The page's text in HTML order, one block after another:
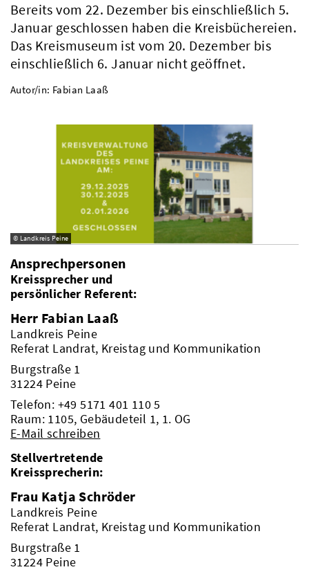
Bereits vom 22. Dezember bis einschließlich 5.
Januar geschlossen haben die Kreisbüchereien.
Das Kreismuseum ist vom 20. Dezember bis
einschließlich 6. Januar nicht geöffnet.
Autor/in: Fabian Laaß
© Landkreis Peine
Ansprechpersonen
Kreissprecher und
persönlicher Referent:
Herr Fabian Laaß
Landkreis Peine
Referat Landrat, Kreistag und Kommunikation
Burgstraße 1
31224 Peine
Telefon: +49 5171 401 110 5
Raum: 1105, Gebäudeteil 1, 1. OG
E-Mail schreiben
Stellvertretende
Kreissprecherin:
Frau Katja Schröder
Landkreis Peine
Referat Landrat, Kreistag und Kommunikation
Burgstraße 1
31224 Peine